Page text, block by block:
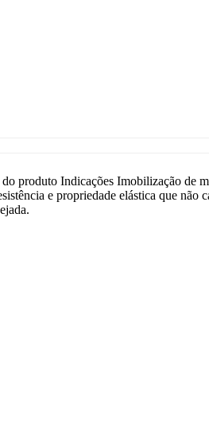
produto Indicações Imobilização de
e propriedade elástica que não